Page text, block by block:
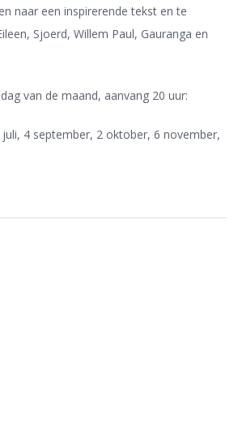
naar een inspirerende tekst en te
Sjoerd, Willem Paul, Gauranga en
van de maand, aanvang 20 uur:
4 september, 2 oktober, 6 november,